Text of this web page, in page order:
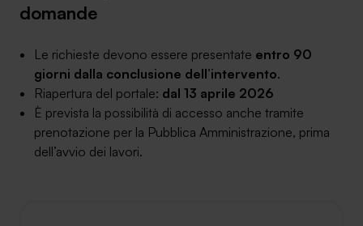
domande
Le richieste devono essere presentate entro 90
giorni dalla conclusione dell’intervento.
Riapertura del portale: dal 13 aprile 2026
È prevista la possibilità di accesso anche tramite
prenotazione per la Pubblica Amministrazione, prima
dell’avvio dei lavori.